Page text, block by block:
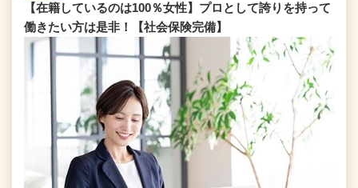
【在籍しているのは100％女性】プロとして誇りを持って
働きたい方は是非！【社会保険完備】